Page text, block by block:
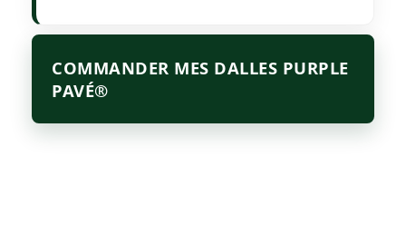
COMMANDER MES DALLES PURPLE
PAVÉ®